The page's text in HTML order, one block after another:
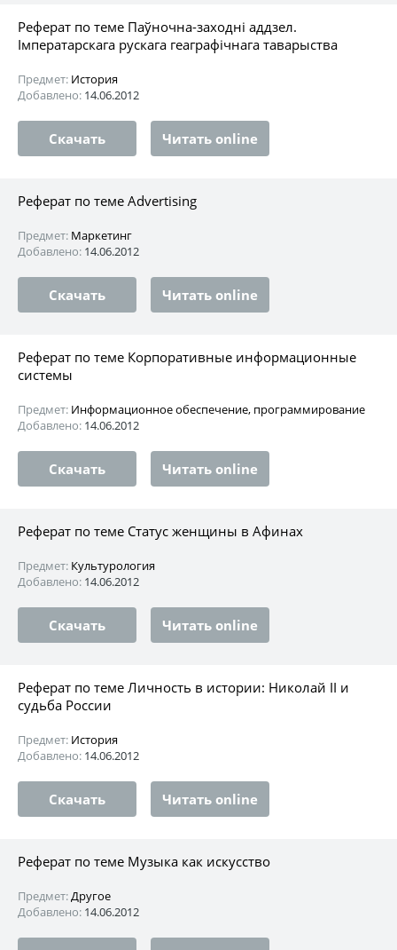
Реферат по теме Паўночна-заходні аддзел.
Імператарскага рускага геаграфічнага таварыства
Предмет: История
Добавлено: 14.06.2012
Скачать Читать online
Реферат по теме Advertising
Предмет: Маркетинг
Добавлено: 14.06.2012
Скачать Читать online
Реферат по теме Корпоративные информационные
системы
Предмет: Информационное обеспечение, программирование
Добавлено: 14.06.2012
Скачать Читать online
Реферат по теме Статус женщины в Афинах
Предмет: Культурология
Добавлено: 14.06.2012
Скачать Читать online
Реферат по теме Личность в истории: Николай II и
судьба России
Предмет: История
Добавлено: 14.06.2012
Скачать Читать online
Реферат по теме Музыка как искусство
Предмет:Другое
Добавлено: 14.06.2012